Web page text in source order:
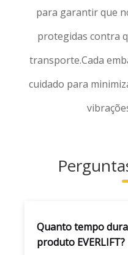
para garantir que
protegidas contra
transporte.Cada
cuidado para
Quanto tempo
produto EVERLIFT?